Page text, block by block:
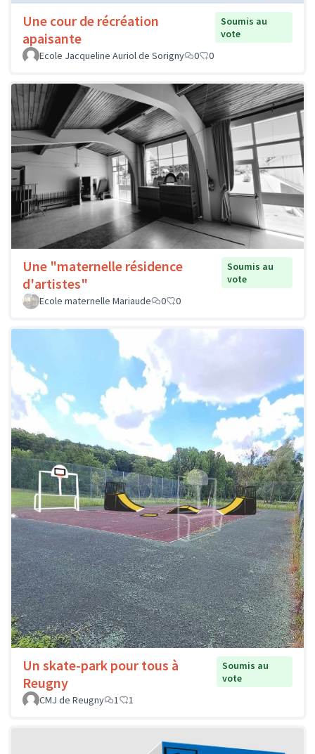
Une cour de récréation
apaisante
Soumis au
vote
Ecole Jacqueline Auriol de Sorigny
0 0
Une "maternelle résidence
d'artistes"
Soumis au
vote
Ecole maternelle Mariaude
0 0
Un skate-park pour tous à
Reugny
Soumis au
vote
CMJ de Reugny
1 1